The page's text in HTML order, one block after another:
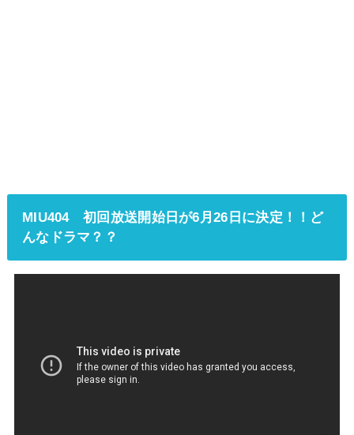
MIU404 初回放送開始日が6月26日に決定！！ど
んなドラマ？？